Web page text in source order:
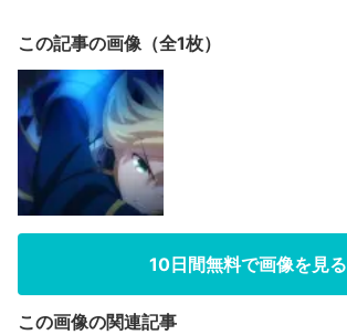
この記事の画像（全1枚）
10日間無料で画像を見る
この画像の関連記事